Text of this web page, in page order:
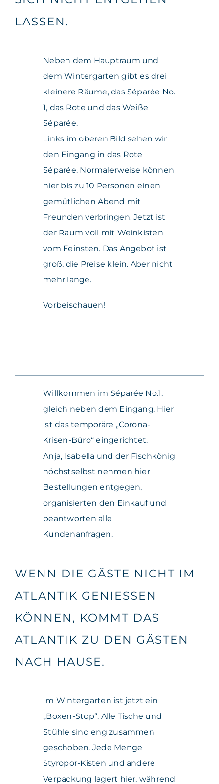
ASSEN.
Neben dem Hauptraum und
dem Wintergarten gibt es drei
kleinere Räume, das Séparée No.
1, das Rote und das Weiße
Séparée.
Links im oberen Bild sehen wir
den Eingang in das Rote
Séparée. Normalerweise können
hier bis zu 10 Personen einen
gemütlichen Abend mit
Freunden verbringen. Jetzt ist
der Raum voll mit Weinkisten
vom Feinsten. Das Angebot ist
groß, die Preise klein. Aber nicht
mehr lange.
Vorbeischauen!
Willkommen im Séparée No.1,
gleich neben dem Eingang. Hier
ist das temporäre „Corona-
Krisen-Büro“ eingerichtet.
Anja, Isabella und der Fischkönig
höchstselbst nehmen hier
Bestellungen entgegen,
organisierten den Einkauf und
beantworten alle
Kundenanfragen.
WENN DIE GÄSTE NICHT IM
ATLANTIK GENIESSEN
KÖNNEN, KOMMT DAS
ATLANTIK ZU DEN GÄSTEN
NACH HAUSE.
Im Wintergarten ist jetzt ein
„Boxen-Stop“. Alle Tische und
Stühle sind eng zusammen
geschoben. Jede Menge
Styropor-Kisten und andere
Verpackung lagert hier, während